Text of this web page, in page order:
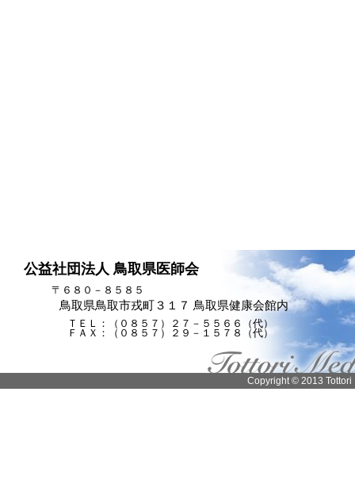
公益社団法人 鳥取県医師会
〒６８０－８５８５
鳥取県鳥取市戎町３１７ 鳥取県健康会館内
ＴＥＬ：（０８５７）２７－５５６６（代）
ＦＡＸ：（０８５７）２９－１５７８（代）
Copyright © 2013 Tottori